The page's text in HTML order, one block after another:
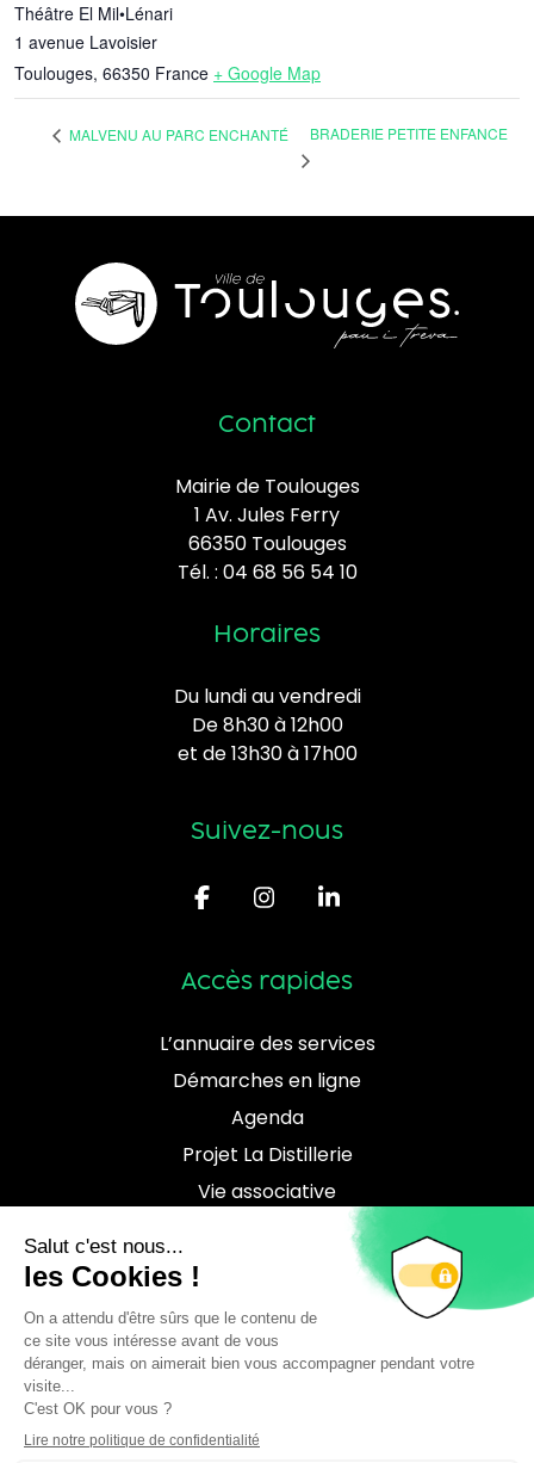
Théâtre El Mil•Lénari
1 avenue Lavoisier
Toulouges, 66350 France + Google Map
MALVENU AU PARC ENCHANTÉ BRADERIE PETITE ENFANCE
Contact
Mairie de Toulouges
1 Av. Jules Ferry
66350 Toulouges
Tél. : 04 68 56 54 10
Horaires
Du lundi au vendredi
De 8h30 à 12h00
et de 13h30 à 17h00
Suivez-nous
Accès rapides
L’annuaire des services
Démarches en ligne
Agenda
Projet La Distillerie
Vie associative
Téléchargements
Location de salles